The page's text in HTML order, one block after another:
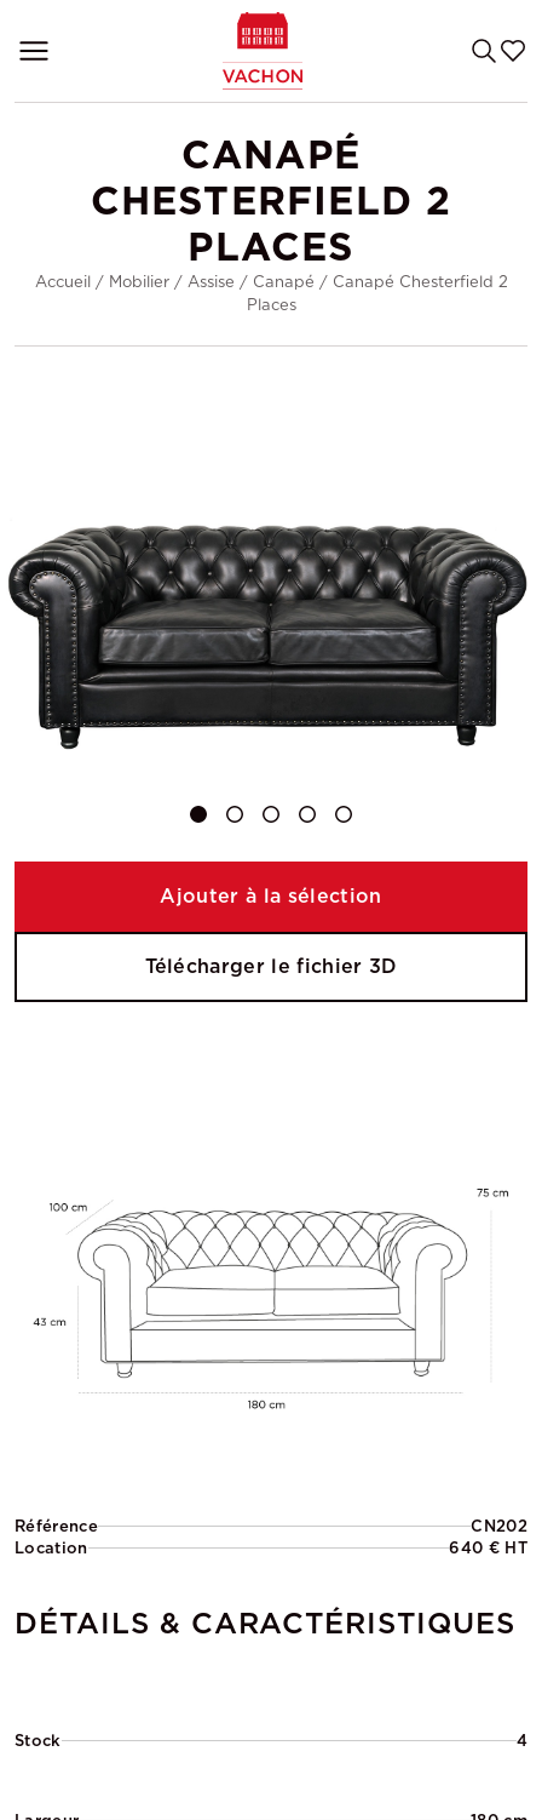
CANAPÉ
CHESTERFIELD 2
PLACES
Accueil / Mobilier/ Assise / Canapé / Canapé Chesterfield 2
Places
Référence
CN202
Location
640 € HT
DÉTAILS & CARACTÉRISTIQUES
Stock 4
Ajouter à la sélection
Télécharger le fichier 3D